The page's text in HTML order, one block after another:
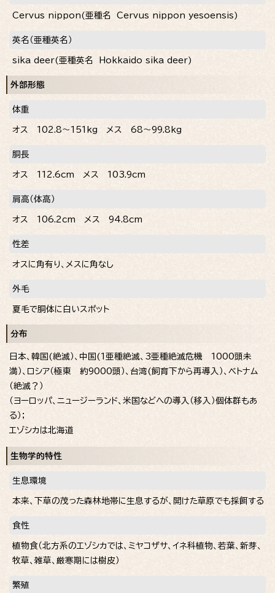
Cervus nippon(亜種名 Cervus nippon yesoensis)
英名（亜種英名）
sika deer(亜種英名 Hokkaido sika deer)
外部形態
体重
オス 102.8～151kg メス 68～99.8kg
胴長
オス 112.6cm メス 103.9cm
肩高（体高）
オス 106.2cm メス 94.8cm
性差
オスに角有り、メスに角なし
外毛
夏毛で胴体に白いスポット
分布
日本、韓国(絶滅）、中国(1亜種絶滅、3亜種絶滅危機 1000頭未
満）、ロシア（極東 約9000頭）、台湾(飼育下から再導入）、ベトナム
（絶滅？）
（ヨーロッパ、ニュージーランド、米国などへの導入（移入）個体群もあ
る）；
エゾシカは北海道
生物学的特性
生息環境
本来、下草の茂った森林地帯に生息するが、開けた草原でも採餌する
食性
植物食（北方系のエゾシカでは、ミヤコザサ、イネ科植物、若葉、新芽、
牧草、雑草、厳寒期には樹皮）
繁殖